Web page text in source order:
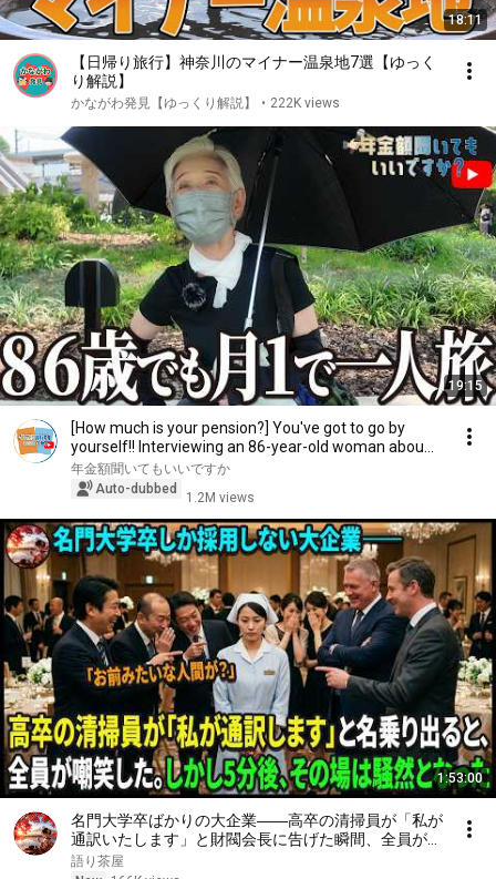
18:11
【日帰り旅行】神奈川のマイナー温泉地7選【ゆっく
り解説】
かながわ発見【ゆっくり解説】 • 222K views
19:15
[How much is your pension?] You've got to go by
yourself!! Interviewing an 86-year-old woman abou...
年金額聞いてもいいですか
Auto-dubbed
1.2M views
1:53:00
名門大学卒ばかりの大企業――高卒の清掃員が「私が
通訳いたします」と財閥会長に告げた瞬間、全員が嘲
笑した。しかし5分後、その場は静まり返った。#動
語り茶屋